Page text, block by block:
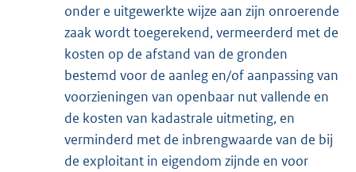
onder e uitgewerkte wijze aan zijn onroerende
zaak wordt toegerekend, vermeerderd met de
kosten op de afstand van de gronden
bestemd voor de aanleg en/of aanpassing van
voorzieningen van openbaar nut vallende en
de kosten van kadastrale uitmeting, en
verminderd met de inbrengwaarde van de bij
de exploitant in eigendom zijnde en voor